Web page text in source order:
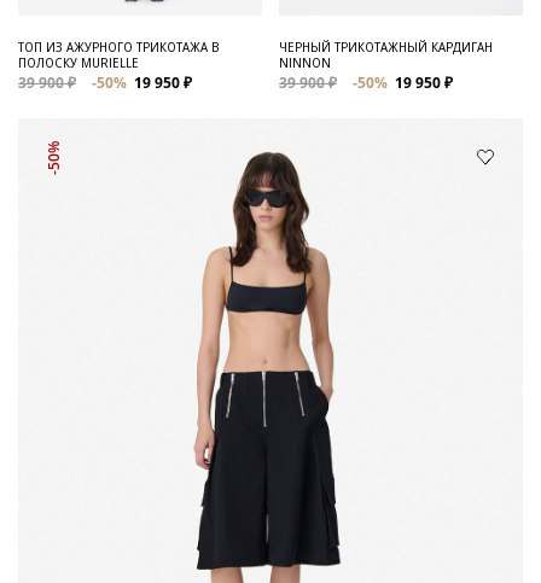
ТОП ИЗ АЖУРНОГО ТРИКОТАЖА В
ПОЛОСКУ MURIELLE
39 900 ₽ -50% 19 950 ₽
ЧЕРНЫЙ ТРИКОТАЖНЫЙ КАРДИГАН
NINNON
39 900 ₽ -50% 19 950 ₽
-50%